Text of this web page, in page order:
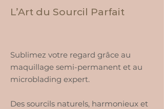
L’Art du Sourcil Parfait
Sublimez votre regard grâce au
maquillage semi-permanent et au
microblading expert.
Des sourcils naturels, harmonieux et